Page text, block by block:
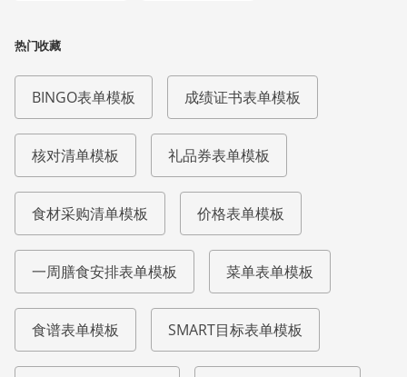
热门收藏
BINGO表单模板 成绩证书表单模板
核对清单模板 礼品券表单模板
食材采购清单模板 价格表单模板
一周膳食安排表单模板 菜单表单模板
食谱表单模板 SMART目标表单模板